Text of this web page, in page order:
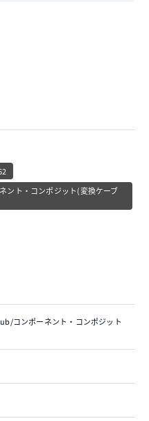
ント・コンポジット(変換ケーブ
コンポーネント・コンポジット